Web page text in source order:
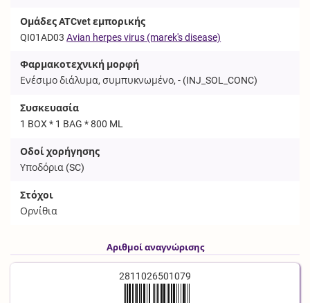
Ομάδες ATCvet εμπορικής
QI01AD03 Avian herpes virus (marek's disease)
Φαρμακοτεχνική μορφή
Ενέσιμο διάλυμα, συμπυκνωμένο, - (INJ_SOL_CONC)
Συσκευασία
1 BOX * 1 BAG * 800 ML
Οδοί χορήγησης
Υποδόρια (SC)
Στόχοι
Ορνίθια
Αριθμοί αναγνώρισης
2811026501079